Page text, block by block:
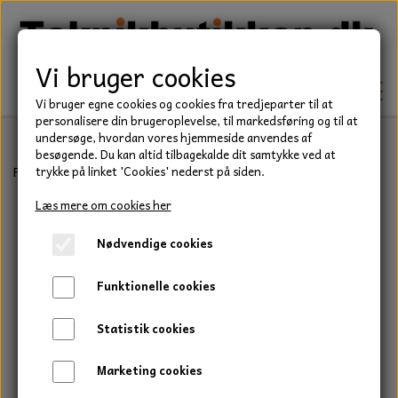
TEKNIK
KILEREMME
LEJER
PAKDÅSER
LÅSERINGE
BEFÆSTELSE
HAVE/PARK
UNIVERSALE REMME TIL PLÆNEKLIPPER OG
HAVETRAKTOR
TRAKTOR/ENTREPRENØR
Forside Befæstelse Bolte Stålbolt, Rustfri, A2
Vi bruger cookies
Vi bruger egne cookies og cookies fra tredjeparter til at
personalisere din brugeroplevelse, til markedsføring og til at
undersøge, hvordan vores hjemmeside anvendes af
besøgende. Du kan altid tilbagekalde dit samtykke ved at
trykke på linket 'Cookies' nederst på siden.
Læs mere om cookies her
Nødvendige cookies
Funktionelle cookies
Statistik cookies
Marketing cookies